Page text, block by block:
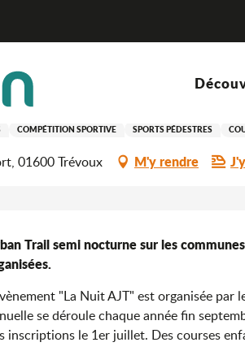
26 septembre de 16:00 à 23:30
AJT - Urban Trail
COMPÉTITION SPORTIVE SPORTS PÉDESTRES
01600 Trévoux M'y rendre
Trail semi nocturne sur les
"La Nuit AJT" est organisée par
se déroule chaque année fin
inscriptions le 1er juillet. Des courses